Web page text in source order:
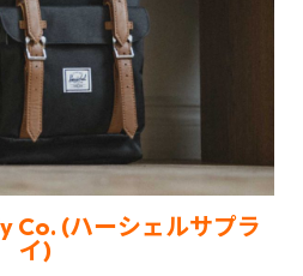
Co. (ハーシェルサプラ
イ)